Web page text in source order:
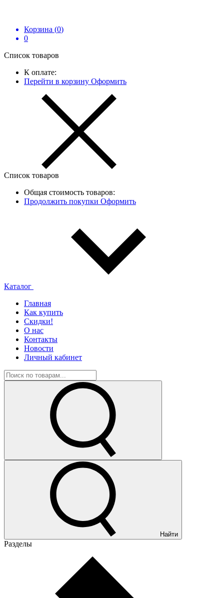
Корзина (0)
0
Список товаров
К оплате:
Перейти в корзину Оформить
Список товаров
Общая стоимость товаров:
Продолжить покупки Оформить
Каталог
Главная
Как купить
Скидки!
О нас
Контакты
Новости
Личный кабинет
Найти
Разделы